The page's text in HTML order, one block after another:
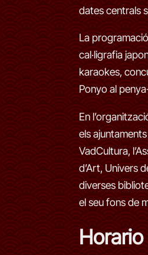
dates centrals
La
cal·ligrafia
karaokes,
Ponyo al
En
els
VadCultura,
d’Art, Univers
diverses
el seu fons de
Horario